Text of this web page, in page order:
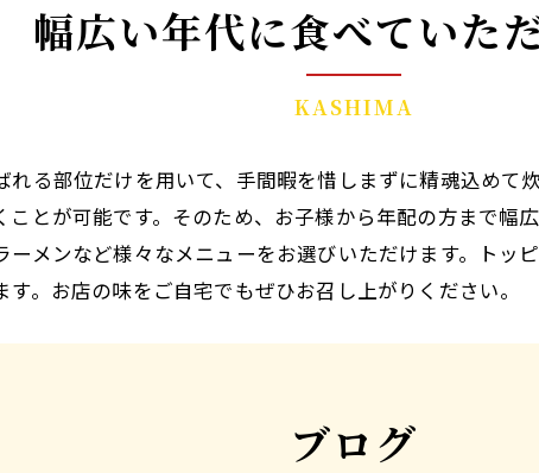
KASHIMA
幅広い年代に食べていた
る部位だけを用いて、手間暇を惜しまずに精魂込めて
とが可能です。そのため、お子様から年配の方まで幅
メンなど様々なメニューをお選びいただけます。トッ
。お店の味をご自宅でもぜひお召し上がりください。
ブログ